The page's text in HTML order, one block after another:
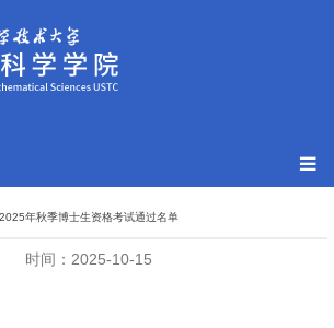
2025年秋季博士生资格考试通过名单
时间：2025-10-15